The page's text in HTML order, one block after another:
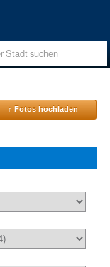
↑ Fotos hochladen